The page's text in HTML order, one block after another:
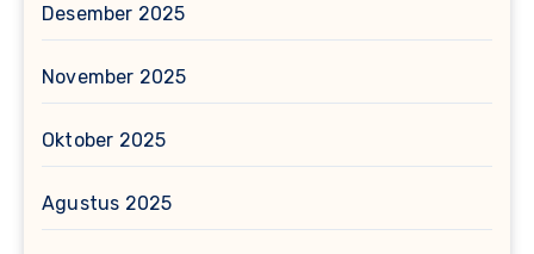
Desember 2025
November 2025
Oktober 2025
Agustus 2025